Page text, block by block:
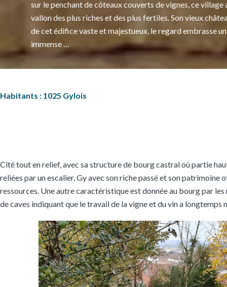
sur le penchant de côteaux couverts de vignes, ce village
vallon des plus riches et des plus fertiles. Son vieux
de cet édifice vaste et majestueux, le regard embrasse
immense …
Habitants : 1025 Gylois
Cité tout en relief, avec sa structure de bourg castral où partie
reliées par un escalier, Gy avec son riche passé et son patrimoine
ressources. Une autre caractéristique est donnée au bourg par
de caves indiquant que le travail de la vigne et du vin a longtemps